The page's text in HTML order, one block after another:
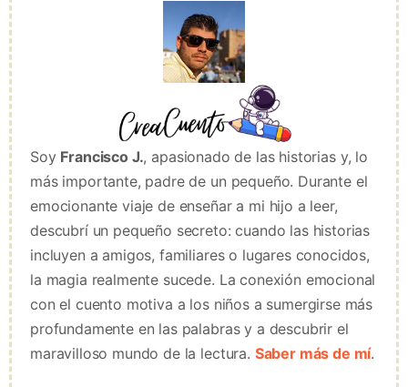
Soy Francisco J., apasionado de las historias y, lo
más importante, padre de un pequeño. Durante el
emocionante viaje de enseñar a mi hijo a leer,
descubrí un pequeño secreto: cuando las historias
incluyen a amigos, familiares o lugares conocidos,
la magia realmente sucede. La conexión emocional
con el cuento motiva a los niños a sumergirse más
profundamente en las palabras y a descubrir el
maravilloso mundo de la lectura. Saber más de mí.